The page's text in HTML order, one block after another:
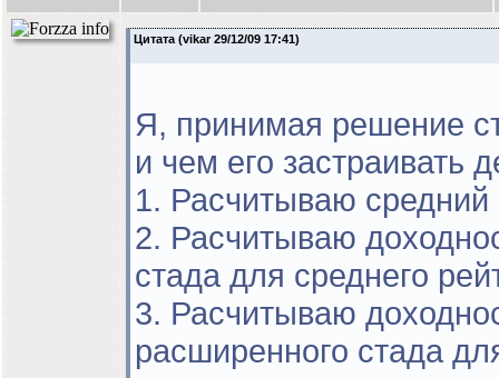
Цитата (vikar 29/12/09 17:41)
Я, принимая решение
и чем его застраивать
1. Расчитываю средний
2. Расчитываю
стада для среднего
3. Расчитываю
расширенного стада